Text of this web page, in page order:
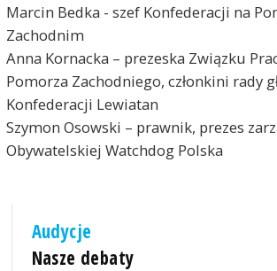
Marcin Bedka - szef Konfederacji na
Zachodnim
Anna Kornacka – prezeska Związku
Pomorza Zachodniego, członkini rady
Konfederacji Lewiatan
Szymon Osowski – prawnik, prezes
Obywatelskiej Watchdog Polska
Audycje
Nasze debaty